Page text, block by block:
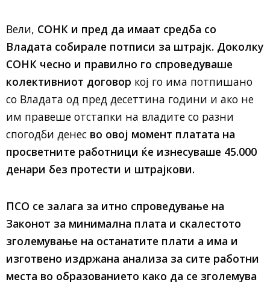
Вели, СОНК и пред да имаат средба со
Владата собирале потписи за штрајк. Доколку
СОНК чесно и правилно го спроведуваше
колективниот договор кој го има потпишано
со Владата од пред десеттина години и ако не
им правеше отстапки на владите со разни
спогодби денес во овој момент платата на
просветните работници ќе изнесуваше 45.000
денари без протести и штрајкови.
ПСО се залага за итно спроведување на
Законот за минимална плата и скалестото
зголемување на останатите плати а има и
изготвено издржана анализа за сите работни
места во образованието како да се зголемува